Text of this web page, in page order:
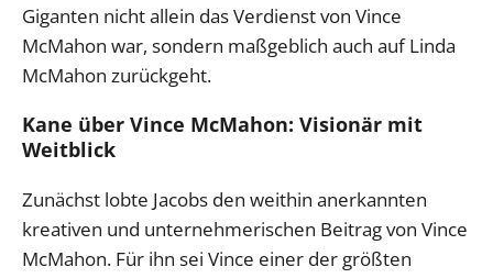
Giganten nicht allein das Verdienst von Vince
McMahon war, sondern maßgeblich auch auf Linda
McMahon zurückgeht.
Kane über Vince McMahon: Visionär mit
Weitblick
Zunächst lobte Jacobs den weithin anerkannten
kreativen und unternehmerischen Beitrag von Vince
McMahon. Für ihn sei Vince einer der größten